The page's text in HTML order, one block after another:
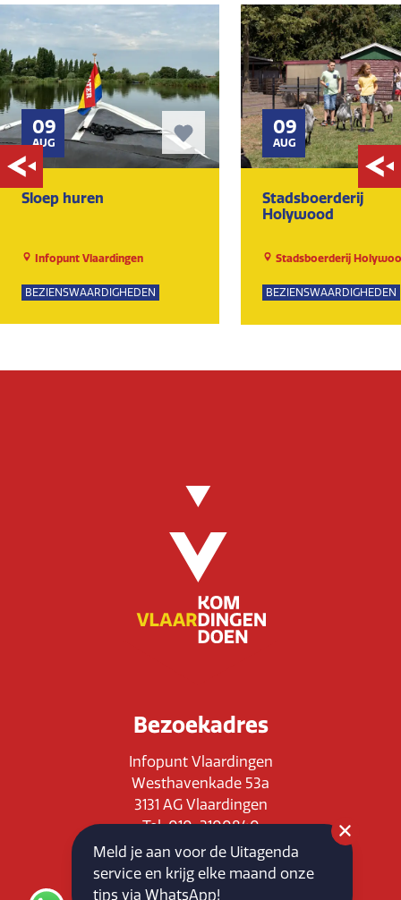
09
AUG
Sloep huren
Infopunt Vlaardingen
BEZIENSWAARDIGHEDEN
09
AUG
Stadsboerderij
Holywood
Stadsboerderij
BEZIENSWAARDIGHEDEN
Bezoekadres
Infopunt Vlaardingen
Westhavenkade 53a
3131 AG Vlaardingen
Tel: 010-3100840
E-mail: info@vlaardingenpartners.nl
KvK: 71555544
BTW : NL858760939B01
Meld je aan voor de Uitagenda
service en krijg elke maand onze
tips via WhatsApp!